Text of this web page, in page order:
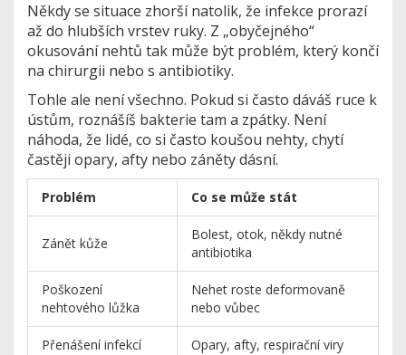
Někdy se situace zhorší natolik, že infekce prorazí
až do hlubších vrstev ruky. Z „obyčejného“
okusování nehtů tak může být problém, který končí
na chirurgii nebo s antibiotiky.
Tohle ale není všechno. Pokud si často dáváš ruce k
ústům, roznášíš bakterie tam a zpátky. Není
náhoda, že lidé, co si často koušou nehty, chytí
častěji opary, afty nebo záněty dásní.
Problém Co se může stát
Zánět kůže
Bolest, otok, někdy nutné
antibiotika
Poškození
nehtového lůžka
Nehet roste deformovaně
nebo vůbec
Přenášení infekcí Opary, afty, respirační viry